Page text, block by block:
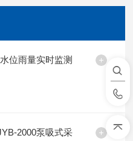
位雨量实时监测
2000泵吸式采